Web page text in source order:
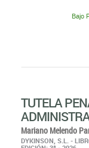
Bajo
TUTELA
Mariano Melendo
DYKINSON, S.L. -
EDICIÓN: 3ª - 2026